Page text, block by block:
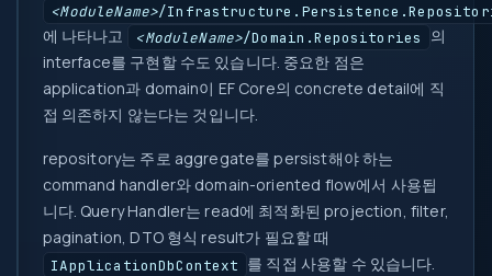
<ModuleName>/
에 나타나고 <ModuleName>/Domain.Repositories
의
interface를 구현할 수도 있습니다. 중요한 점은
application과 domain이 EF Core의 concrete detail에 직
접 의존하지 않는다는 것입니다.
repository는 주로 aggregate를 persist해야 하는
command handler와 domain-oriented flow에서 사용됩
니다. Query Handler는 read에 최적화된 projection, filter,
pagination, DTO 형식 result가 필요할 때
IApplicationDbContext 를 직접 사용할 수 있습니다.